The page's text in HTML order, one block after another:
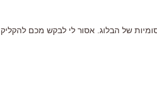
של הבלוג. אסור לי לבקש מכם להקליק.